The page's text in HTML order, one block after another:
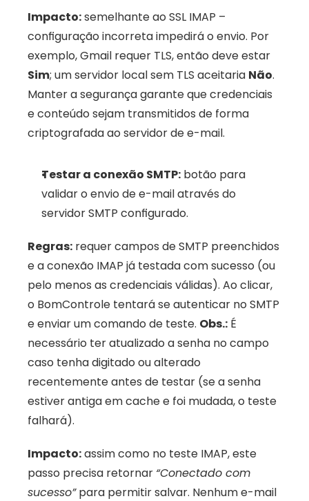
Impacto: semelhante ao SSL IMAP –
configuração incorreta impedirá o envio. Por
Sim; um servidor local sem TLS aceitaria Não.
Manter a segurança garante que credenciais
e conteúdo sejam transmitidos de forma
criptografada ao servidor de e-mail.
Testar a conexão SMTP: botão para
validar o envio de e-mail através do
servidor SMTP configurado.
Regras: requer campos de SMTP preenchidos
e a conexão IMAP já testada com sucesso (ou
pelo menos as credenciais válidas). Ao clicar,
o BomControle tentará se autenticar no SMTP
e enviar um comando de teste. Obs.: É
necessário ter atualizado a senha no campo
caso tenha digitado ou alterado
recentemente antes de testar (se a senha
estiver antiga em cache e foi mudada, o teste
falhará).
Impacto: assim como no teste IMAP, este
passo precisa retornar “Conectado com
sucesso” para permitir salvar. Nenhum e-mail